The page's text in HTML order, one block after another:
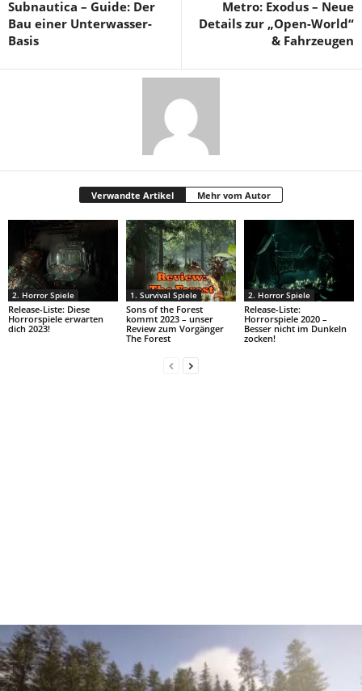
Subnautica – Guide: Der
Bau einer Unterwasser-
Basis
Metro: Exodus – Neue
Details zur „Open-World“
& Fahrzeugen
Verwandte Artikel Mehr vom Autor
2. Horror Spiele
Release-Liste: Diese
Horrorspiele erwarten
dich 2023!
1. Survival Spiele
Sons of the Forest
kommt 2023 – unser
Review zum Vorgänger
The Forest
2. Horror Spiele
Release-Liste:
Horrorspiele 2020 –
Besser nicht im Dunkeln
zocken!